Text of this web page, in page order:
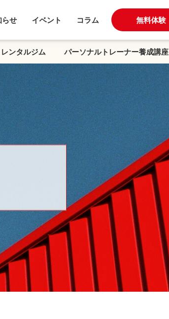
らせ イベント コラム 無料体験
レンタルジム パーソナルトレーナー養成講座